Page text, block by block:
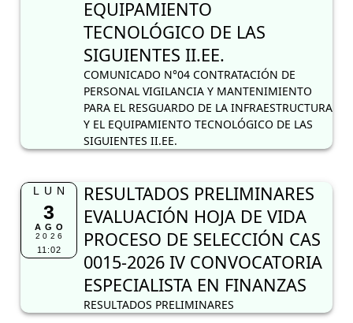
EQUIPAMIENTO
TECNOLÓGICO DE LAS
SIGUIENTES II.EE.
COMUNICADO N°04 CONTRATACIÓN DE
PERSONAL VIGILANCIA Y MANTENIMIENTO
PARA EL RESGUARDO DE LA INFRAESTRUCTURA
Y EL EQUIPAMIENTO TECNOLÓGICO DE LAS
SIGUIENTES II.EE.
LUN
3
AGO
2026
11:02
RESULTADOS PRELIMINARES
EVALUACIÓN HOJA DE VIDA
PROCESO DE SELECCIÓN CAS
0015-2026 IV CONVOCATORIA
ESPECIALISTA EN FINANZAS
RESULTADOS PRELIMINARES